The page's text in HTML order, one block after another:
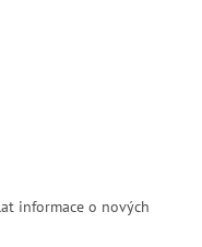
informace o nových